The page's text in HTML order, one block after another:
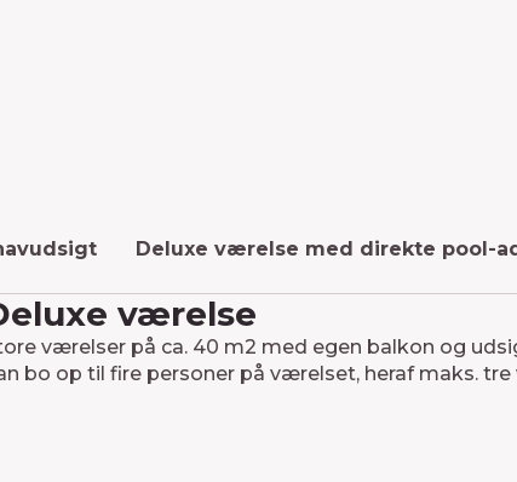
Deluxe værelse med direkte pool-
værelse
værelser på ca. 40 m2 med egen balkon og
bo op til fire personer på værelset, heraf maks. tre